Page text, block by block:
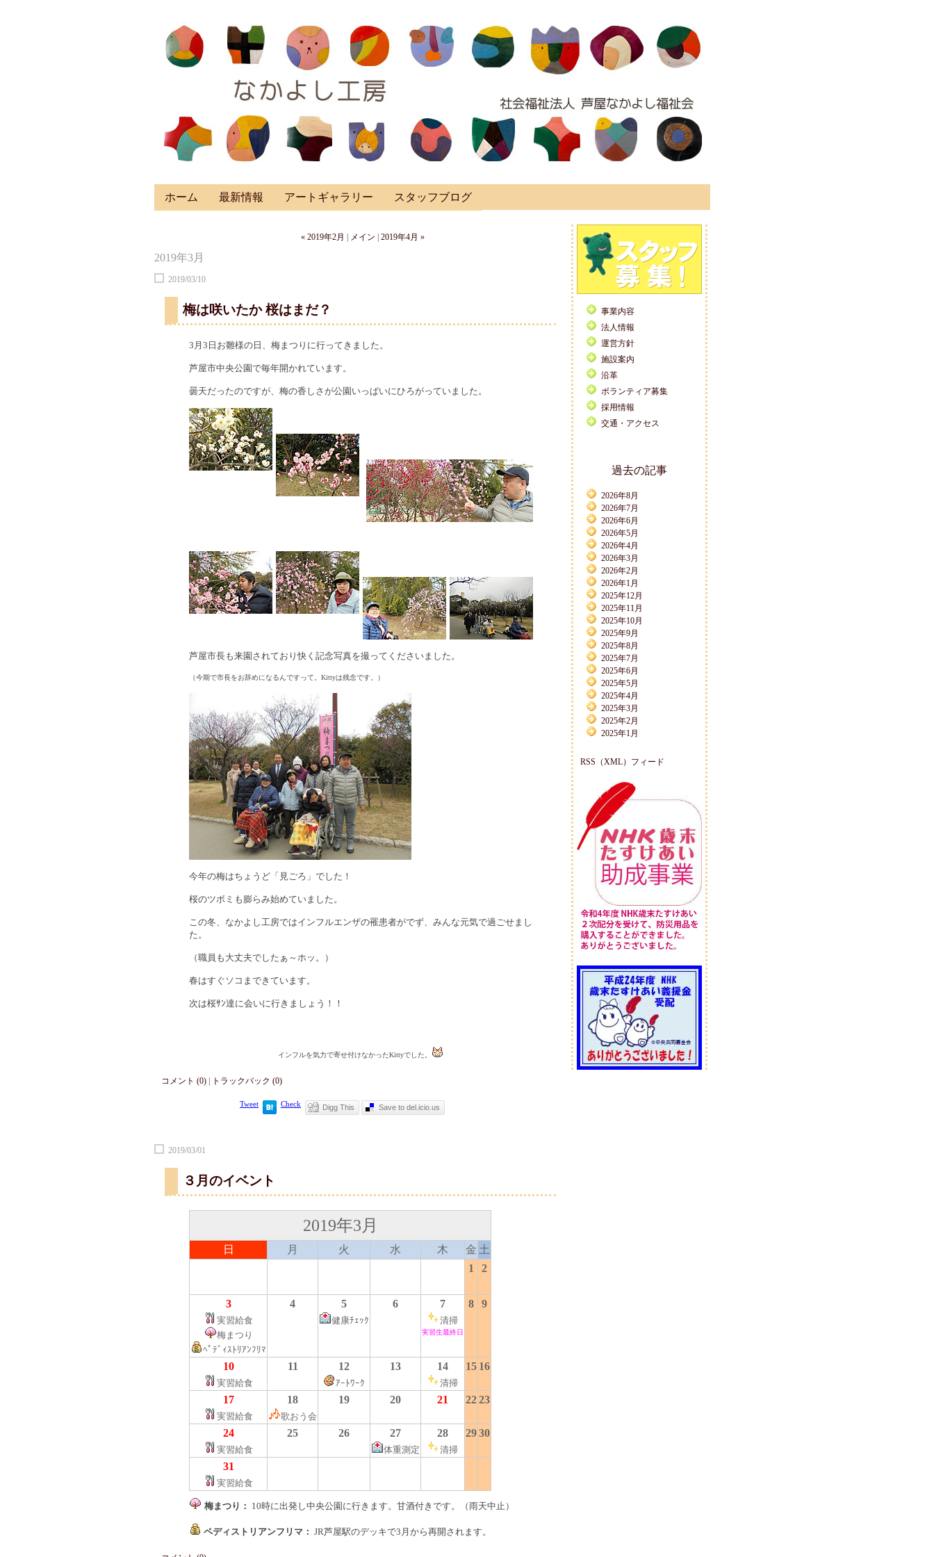
ホーム 最新情報 アートギャラリー スタッフブログ
« 2019年2月 メイン 2019年4月 »
2019年3月
2019/03/10
梅は咲いたか 桜はまだ？
3月3日お雛様の日、梅まつりに行ってきました。
芦屋市中央公園で毎年開かれています。
曇天だったのですが、梅の香しさが公園いっぱいにひろがっていました。
芦屋市長も来園されており快く記念写真を撮ってくださいました。
（今期で市長をお辞めになるんですって。Kittyは残念です。）
今年の梅はちょうど「見ごろ」でした！
桜のツボミも膨らみ始めていました。
この冬、なかよし工房ではインフルエンザの罹患者がでず、みんな元気で過ごせまし
た。
（職員も大丈夫でしたぁ～ホッ。）
春はすぐソコまできています。
次は桜ｻﾝ達に会いに行きましょう！！
インフルを気力で寄せ付けなかったKittyでした。
コメント (0) トラックバック (0)
Tweet Check Digg This Save to del.icio.us
2019/03/01
３月のイベント
2019年3月
日 月 火 水 木 金 土
1
2
3
実習給食
梅まつり
ﾍﾟﾃﾞｨｽﾄﾘｱﾝﾌﾘﾏ
4 5
健康ﾁｪｯｸ
6 7
清掃
実習生最終日
8 9
10
実習給食
11 12
ｱｰﾄﾜｰｸ
13 14
清掃
15 16
17
実習給食
18
歌おう会
19 20 21 2223
24
実習給食
25 26 27
体重測定
28
清掃
2930
31
実習給食
梅まつり： 10時に出発し中央公園に行きます。甘酒付きです。（雨天中止）
ペディストリアンフリマ： JR芦屋駅のデッキで3月から再開されます。
事業内容
法人情報
運営方針
施設案内
沿革
ボランティア募集
採用情報
交通・アクセス
過去の記事
2026年8月
2026年7月
2026年6月
2026年5月
2026年4月
2026年3月
2026年2月
2026年1月
2025年12月
2025年11月
2025年10月
2025年9月
2025年8月
2025年7月
2025年6月
2025年5月
2025年4月
2025年3月
2025年2月
2025年1月
RSS（XML）フィード